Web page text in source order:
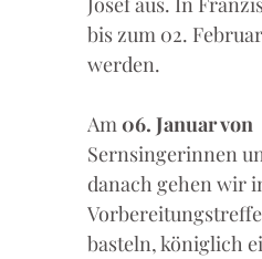
bis zum 02.
werden.
Am 06. Januar von
Sernsingerinnen
danach gehen wir
basteln, königlich